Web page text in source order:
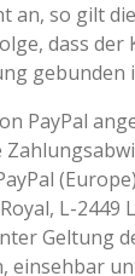
an, so gilt
dass der
gebunden
PayPal
(Europe)
L-2449
Geltung
einsehbar